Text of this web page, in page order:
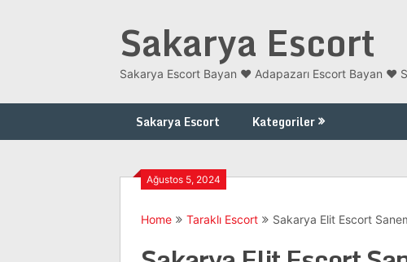
Sakarya Escort
Sakarya Escort Bayan ❤️ Adapazarı Escort Bayan ❤️
Sakarya Escort Kategoriler
Ağustos 5, 2024
Home Taraklı Escort Sakarya Elit Escort